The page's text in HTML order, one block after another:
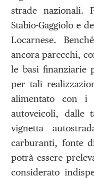
strade
Stabio-Gaggiolo e
Locarnese.
ancora parecchi,
le basi finanziarie
per tali
alimentato con i
autoveicoli, dalle
vignetta
carburanti, fonte
potrà essere
considerato